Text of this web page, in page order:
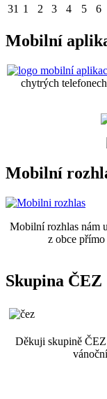
31 1 2 3 4 5 6
Mobilní
chytrých
Mobilní
Mobilní rozhlas nám
z obce
Skupina ČEZ
Děkuji skupině ČEZ